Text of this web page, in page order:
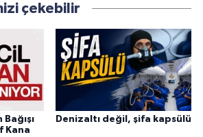
çekebilir
Kana
Denizaltı değil, şifa kapsülü